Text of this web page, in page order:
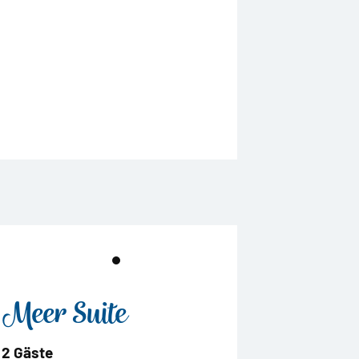
Meer Suite
2 Gäste